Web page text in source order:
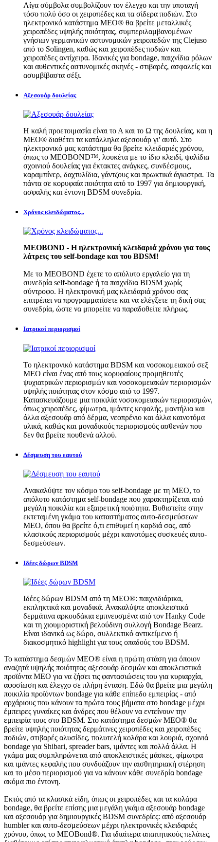
Λίγα σύμβολα συμβολίζουν τον έλεγχο και την υποταγή
τόσο πολύ όσο οι χειροπέδες και τα σίδερα ποδιών. Στο
ηλεκτρονικό κατάστημα MEO® θα βρείτε μεταλλικές
χειροπέδες υψηλής ποιότητας, συμπεριλαμβανομένων
γνήσιων γερμανικών αστυνομικών χειροπεδών της Clejuso
από το Solingen, καθώς και χειροπέδες ποδιών και
χειροπέδες αντίχειρα. Ιδανικές για bondage, παιχνίδια ρόλων
και αυθεντικές αστυνομικές σκηνές - στιβαρές, ασφαλείς και
ασυμβίβαστα σέξι.
Αξεσουάρ δουλείας
Η καλή προετοιμασία είναι το Α και το Ω της δουλείας, και η
MEO® διαθέτει τα κατάλληλα αξεσουάρ γι' αυτό. Στο
ηλεκτρονικό μας κατάστημα θα βρείτε κλειδαριές χρόνου,
όπως το MEOBOND™, λουκέτα με το ίδιο κλειδί, ψαλίδια
σχοινιού δουλείας για έκτακτες ανάγκες, συνδέσμους,
καραμπίνερ, δαχτυλίδια, γάντζους και πρωκτικά άγκιστρα. Τα
πάντα σε κορυφαία ποιότητα από το 1997 για δημιουργική,
ασφαλής και έντονη BDSM συνεδρία.
Χρόνος κλειδώματος...
MEOBOND - Η ηλεκτρονική κλειδαριά χρόνου για τους
λάτρεις του self-bondage και του BDSM!
Με το MEOBOND έχετε το απόλυτο εργαλείο για τη
συνεδρία self-bondage ή τα παιχνίδια BDSM χωρίς
σύντροφο. Η ηλεκτρονική μας κλειδαριά χρόνου σας
επιτρέπει να προγραμματίσετε και να ελέγξετε τη δική σας
συνεδρία, ώστε να μπορείτε να παραδοθείτε πλήρως.
Ιατρικοί περιορισμοί
Το ηλεκτρονικό κατάστημα BDSM και νοσοκομειακού σεξ
MEO είναι ένας από τους κορυφαίους προμηθευτές
ψυχιατρικών περιορισμών και νοσοκομειακών περιορισμών
υψηλής ποιότητας στον κόσμο από το 1997.
Κατασκευάζουμε μια ποικιλία νοσοκομειακών περιορισμών,
όπως χειροπέδες, φίμωτρα, ιμάντες κεφαλής, μαντήλια και
άλλα αξεσουάρ από δέρμα, νεοπρένιο και άλλα καινοτόμα
υλικά, καθώς και μοναδικούς περιορισμούς ασθενών που
δεν θα βρείτε πουθενά αλλού.
Δέσμευση του εαυτού
Ανακαλύψτε τον κόσμο του self-bondage με τη MEO, το
απόλυτο κατάστημα self-bondage που χαρακτηρίζεται από
μεγάλη ποικιλία και εξαιρετική ποιότητα. Βυθιστείτε στην
εκτεταμένη γκάμα του καταστήματος αυτο-δεσμεύσεων
MEO, όπου θα βρείτε ό,τι επιθυμεί η καρδιά σας, από
κλασικούς περιορισμούς μέχρι καινοτόμες συσκευές αυτο-
δεσμεύσεων.
Ιδέες δώρων BDSM
Ιδέες δώρων BDSM από τη MEO®: παιχνιδιάρικα,
εκπληκτικά και μοναδικά. Ανακαλύψτε αποκλειστικά
δερμάτινα αρκουδάκια εμπνευσμένα από τον Hanky Code
και τη χιουμοριστική βελούδινη συλλογή Bondage Bearz.
Είναι ιδανικά ως δώρο, συλλεκτικό αντικείμενο ή
διακοσμητικό highlight για τους οπαδούς του BDSM.
Το κατάστημα δεσμών MEO® είναι η πρώτη στάση για όποιον
αναζητά υψηλής ποιότητας αξεσουάρ δεσμών και αποκλειστικά
προϊόντα MEO για να ζήσει τις φαντασιώσεις του για κυριαρχία,
αφοσίωση και έλεγχο σε πλήρη ένταση. Εδώ θα βρείτε μια μεγάλη
ποικιλία προϊόντων bondage για κάθε επίπεδο εμπειρίας - από
αρχάριους που κάνουν τα πρώτα τους βήματα στο bondage μέχρι
έμπειρες γυναίκες και άνδρες που θέλουν να εντείνουν την
εμπειρία τους στο BDSM. Στο κατάστημα δεσμών MEO® θα
βρείτε υψηλής ποιότητας δερμάτινες χειροπέδες και χειροπέδες
ποδιών, στιβαρές αλυσίδες, πολυτελή κολάρα και λουριά, σχοινιά
bondage για Shibari, spreader bars, ιμάντες και πολλά άλλα. Η
γκάμα μας συμπληρώνεται από αποκλειστικές μάσκες, φίμωτρα
και ιμάντες κεφαλής που συνδυάζουν την αισθητηριακή στέρηση
και το μέσο περιορισμού για να κάνουν κάθε συνεδρία bondage
ακόμα πιο έντονη.
Εκτός από τα κλασικά είδη, όπως οι χειροπέδες και τα κολάρα
bondage, θα βρείτε επίσης μια μεγάλη γκάμα αξεσουάρ bondage
και αξεσουάρ για δημιουργικές BDSM συνεδρίες: από αξεσουάρ
humbler και αυτο-δεσμεύσεων μέχρι ηλεκτρονικές κλειδαριές
χρόνου, όπως το MEOBond®. Για ιδιαίτερα απαιτητικούς πελάτες,